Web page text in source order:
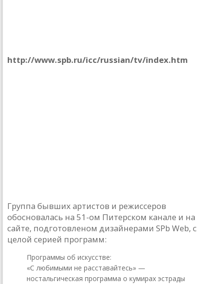
http://www.spb.ru/icc/russian/tv/index.htm
Группа бывших артистов и режиссеров
обосновалась на 51-ом Питерском канале и на
сайте, подготовленом дизайнерами SPb Web, с
целой серией программ:
Программы об искусстве:
«С любимыми не расставайтесь» —
ностальгическая программа о кумирах эстрады